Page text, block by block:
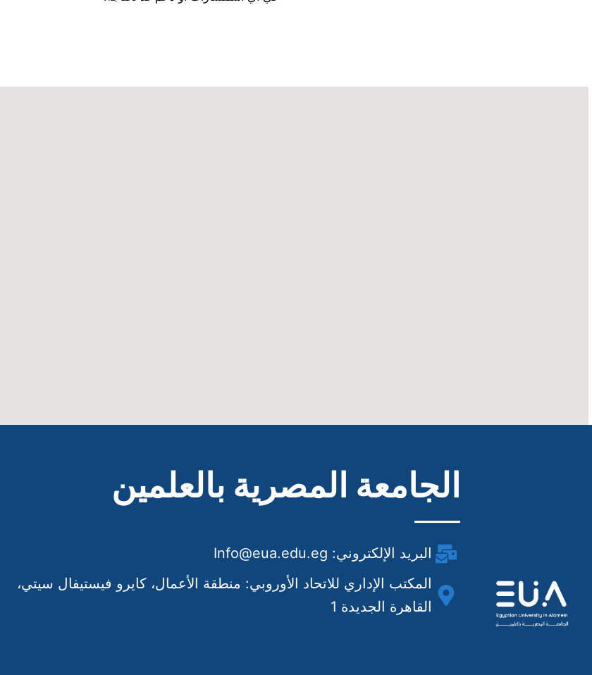
الجامعة المصرية بالعلمين
البريد الإلكتروني: Info@eua.edu.eg
المكتب الإداري للاتحاد الأوروبي: منطقة الأعمال، كايرو فيستيفال سيتي،
القاهرة الجديدة 1